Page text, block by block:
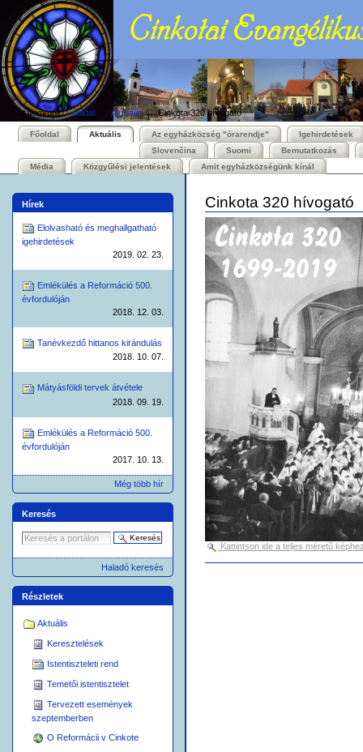
tartalomhoz
Ugrás
a
navigációhoz
Személyes
eszközök
Itt vagyunk: Főoldal →Aktuális →Cinkota 320 hívogató
Bekezdések
Főoldal Aktuális Az egyházközség "órarendje"
Igehirdetések
Slovenčina
Suomi
Bemutatkozás
Média
Közgyűlési jelentések Amit egyházközségünk kínál
Hírek
Elolvasható és meghallgatható
igehirdetések
2019. 02. 23.
Emlékülés a Reformáció 500.
évfordulóján
2018. 12. 03.
Tanévkezdő hittanos kirándulás
2018. 10. 07.
Mátyásföldi tervek átvétele
2018. 09. 19.
Emlékülés a Reformáció 500.
évfordulóján
2017. 10. 13.
Még több hír
Keresés
Haladó keresés
Részletek
Aktuális
Keresztelések
Istentiszteleti rend
Temetői istentisztelet
Tervezett események
szeptemberben
O Reformácii v Cinkote
Cinkota 320 hívogató
Kattintson ide a teljes méretű